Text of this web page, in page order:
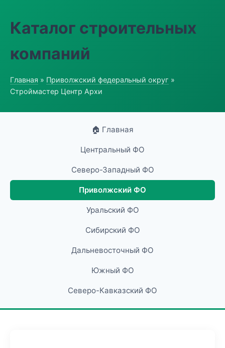
Каталог строительных
компаний
Главная » Приволжский федеральный округ »
Строймастер Центр Архи
🏠 Главная
Центральный ФО
Северо-Западный ФО
Приволжский ФО
Уральский ФО
Сибирский ФО
Дальневосточный ФО
Южный ФО
Северо-Кавказский ФО